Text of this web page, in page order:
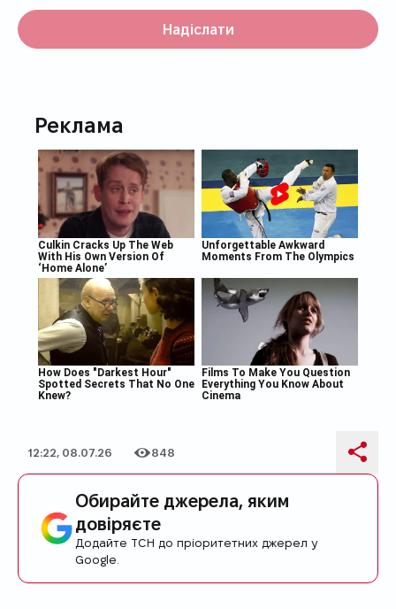
Надіслати
Реклама
Дата публікації
12:22, 08.07.26
Кількість переглядів
848
Обирайте джерела, яким
довіряєте
Додайте ТСН до пріоритетних джерел у
Google.